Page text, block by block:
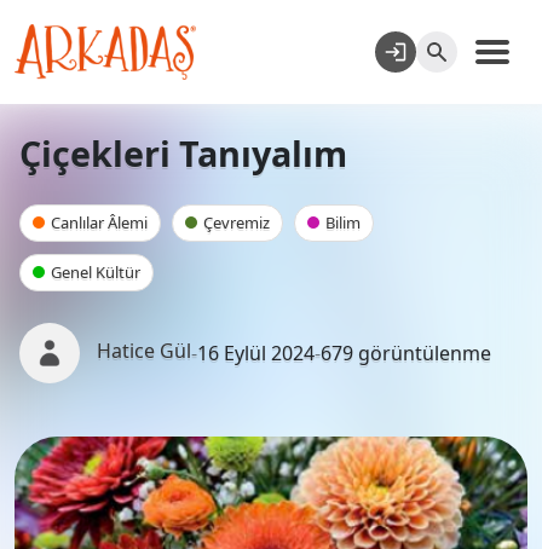
Çiçekleri Tanıyalım
Canlılar Âlemi Çevremiz Bilim
Genel Kültür
Hatice Gül-16 Eylül 2024-679 görüntülenme